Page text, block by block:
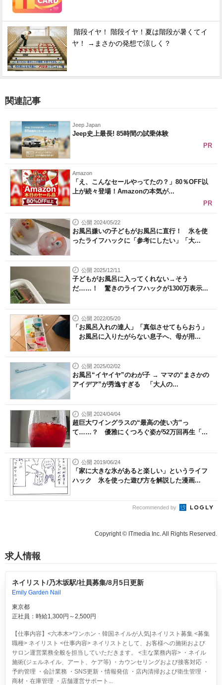
階段イヤ！ 階段イヤ！夏は階段が暑くてイ
ヤ！ →まさかの発想で涼しく？
関連記事
Jeep Japan
Jeep史上最長! 85時間の試乗体験
PR
Amazon
「え、こんなセールやってたの？」80％OFF以
上が続々登場！Amazonの本気が...
PR
公開 2024/05/22
お風呂嫌いの子どもがお風呂に直行！ 氷を使
ったライフハックに「参考にしたい」「大...
公開 2025/12/11
子どもがお風呂に入ってくれない→そう
だ……！ 驚きのライフハックが1300万表示...
公開 2022/05/20
「お風呂入れの達人」「真似させてもらおう」
お風呂に入りたがらない息子へ、母が用...
公開 2025/02/02
お風呂“イヤイヤ”のわが子 → ママの“まさかの
アイデア”が秀逸すぎる 「大人の...
公開 2024/04/04
超巨大ワイングラスの“最高の使い方”っ
て……？ 優雅にくつろぐ姿が52万回再生「...
公開 2019/06/24
「家に大きな氷があると楽しい」というライフ
ハック 氷を使った遊び方を解説した漫画...
Recommended by
Copyright © ITmedia Inc. All Rights Reserved.
求人情報
ネイリスト/乃木坂駅/社員募集/8月5日更新
Emily Garden Nail
東京都
正社員：時給1,300円～2,500円
【仕事内容】<六本木>ワンホン・韓国ネイルが人気|ネイリスト募集 <募集
職種> ネイリスト <仕事内容> ネイリストとして、お客様への施術および
サロン運営業務全般を担当していただきます。 <主な業務内容> ・ネイル
施術(ジェルネイル、アート、ケア等) ・カウンセリングおよび接客対応 ・
予約管理 ・会計業務 ・SNS更新・情報発信 ・店内清掃および衛生管理 ・
商材・在庫管理 ・店舗運営サポート...